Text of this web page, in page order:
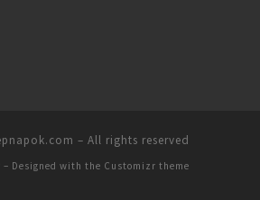
– All rights reserved
– Designed with the Customizr theme